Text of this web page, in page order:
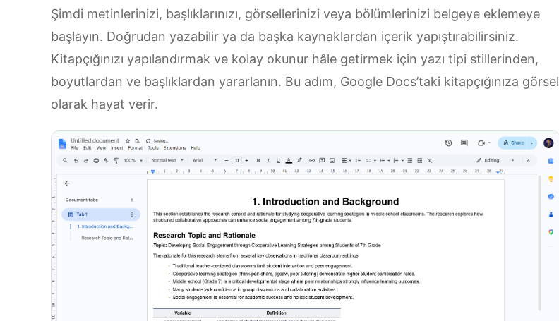
Şimdi metinlerinizi, başlıklarınızı, görsellerinizi veya bölümlerinizi belgeye eklemeye
başlayın. Doğrudan yazabilir ya da başka kaynaklardan içerik yapıştırabilirsiniz.
Kitapçığınızı yapılandırmak ve kolay okunur hâle getirmek için yazı tipi stillerinden,
boyutlardan ve başlıklardan yararlanın. Bu adım, Google Docs’taki kitapçığınıza görsel
olarak hayat verir.